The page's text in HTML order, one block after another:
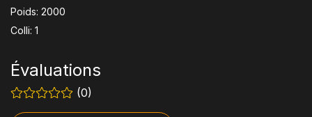
Poids: 2000
Colli: 1
Évaluations
(0)